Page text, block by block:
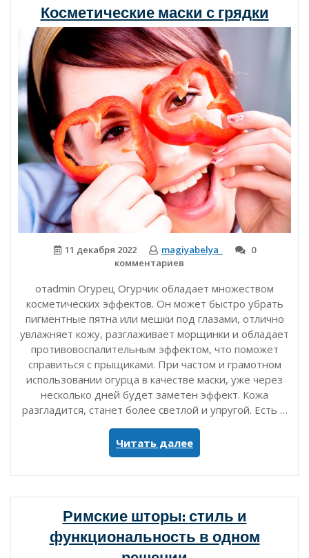
Косметические маски с грядки
11 декабря 2022 magiyabelya_
0
комментариев
отadmin Огурец Огурчик обладает множеством
косметических эффектов. Он может быстро убрать
пигментные пятна или мешки под глазами, отлично
увлажняет кожу, разглаживает морщинки и обладает
противовоспалительным эффектом, что поможет
справиться с прыщиками. При частом и грамотном
использовании огурца в качестве маски, уже через
несколько дней будет заметен эффект. Кожа
разгладится, станет более светлой и упругой. Есть …
Читать далее«Косметические
маски
с
Римские шторы: стиль и
функциональность в одном